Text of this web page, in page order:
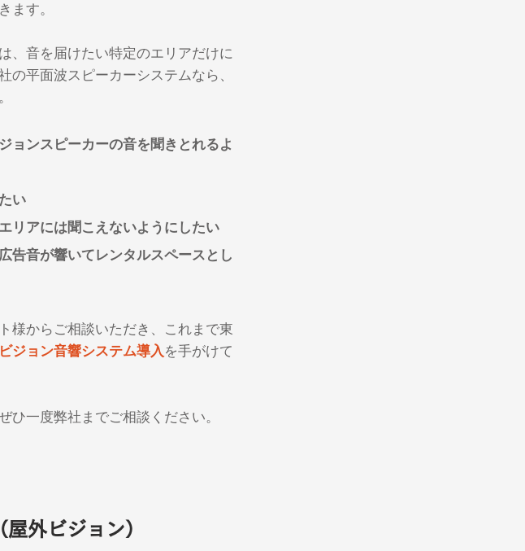
ます。
、音を届けたい特定のエリアだけに
平面波スピーカーシステムなら、
ョンスピーカーの音を聞きとれるよ
い
リアには聞こえないようにしたい
告音が響いてレンタルスペースとし
様からご相談いただき、これまで東
ジョン音響システム導入を手がけて
ひ一度弊社までご相談ください。
外ビジョン）